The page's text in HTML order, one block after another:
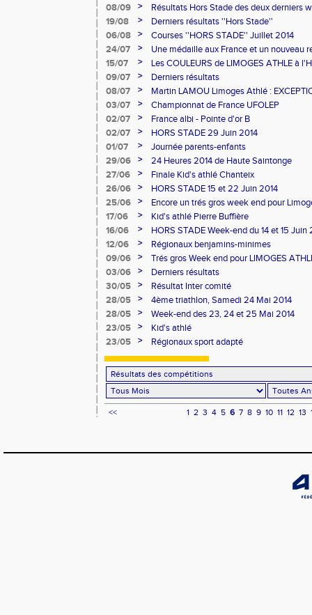
08/09
>
Résultats Hors Stade des deux derniers
19/08
>
Derniers résultats ''Hors Stade''
06/08
>
Courses ''HORS STADE'' Juillet 2014
24/07
>
Une médaille aux France et un nouveau
15/07
>
Les COULEURS de LIMOGES ATHLE à
09/07
>
Derniers résultats
08/07
>
Martin LAMOU Limoges Athlé :
03/07
>
Championnat de France UFOLEP
02/07
>
France albi - Pointe d'or B
02/07
>
HORS STADE 29 Juin 2014
01/07
>
Journée parents-enfants
29/06
>
24 Heures 2014 de Haute Saintonge
27/06
>
Finale Kid's athlé Chanteix
26/06
>
HORS STADE 15 et 22 Juin 2014
25/06
>
Encore un trés gros week end pour
17/06
>
Kid's athlé Pierre Buffière
16/06
>
HORS STADE Week-end du 14 et 15 Juin
12/06
>
Régionaux benjamins-minimes
09/06
>
Trés gros Week end pour LIMOGES
03/06
>
Derniers résultats
30/05
>
Résultat Inter comité
28/05
>
4ème triathlon, Samedi 24 Mai 2014
28/05
>
Week-end des 23, 24 et 25 Mai 2014
23/05
>
Kid's athlé
23/05
> Régionaux sport adapté
<< 1 2 3 4 5 6 7 8 9 10 11 12 13